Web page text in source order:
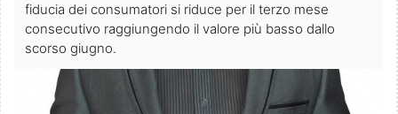
fiducia dei consumatori si riduce per il terzo mese
consecutivo raggiungendo il valore più basso dallo
scorso giugno.